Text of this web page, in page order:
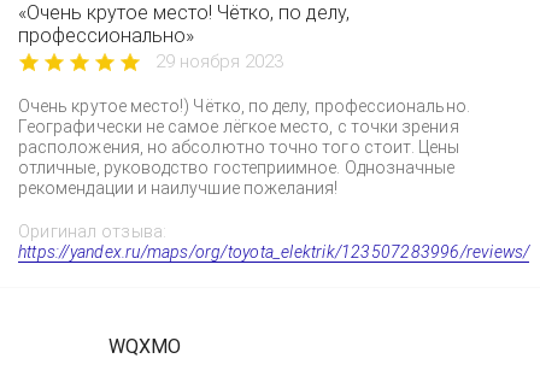
«Очень крутое место! Чётко, по делу,
профессионально»
29 ноября 2023
Очень крутое место!) Чётко, по делу, профессионально.
Географически не самое лёгкое место, с точки зрения
расположения, но абсолютно точно того стоит. Цены
отличные, руководство гостеприимное. Однозначные
рекомендации и наилучшие пожелания!
Оригинал отзыва:
https://yandex.ru/maps/org/toyota_elektrik/123507283996/reviews/
WQXMO